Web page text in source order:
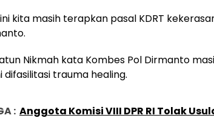
kita masih terapkan pasal KDRT
Nikmah kata Kombes Pol Dirmanto
difasilitasi trauma healing.
: Anggota Komisi VIII DPR RI Tolak